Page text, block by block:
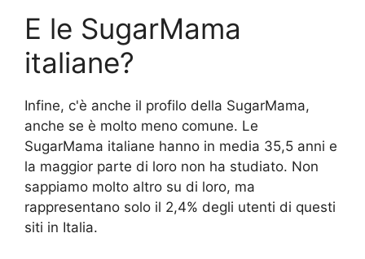
E le SugarMama
italiane?
Infine, c'è anche il profilo della SugarMama,
anche se è molto meno comune. Le
SugarMama italiane hanno in media 35,5 anni e
la maggior parte di loro non ha studiato. Non
sappiamo molto altro su di loro, ma
rappresentano solo il 2,4% degli utenti di questi
siti in Italia.